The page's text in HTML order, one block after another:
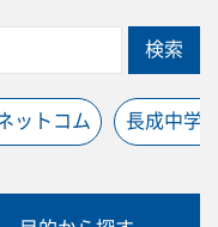
検索
ットコム 長成中学